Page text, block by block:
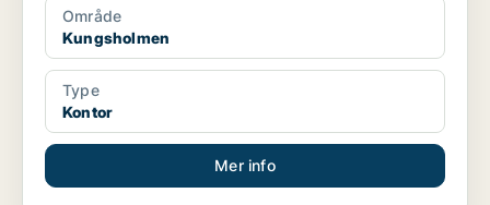
Område
Kungsholmen
Type
Kontor
Mer info